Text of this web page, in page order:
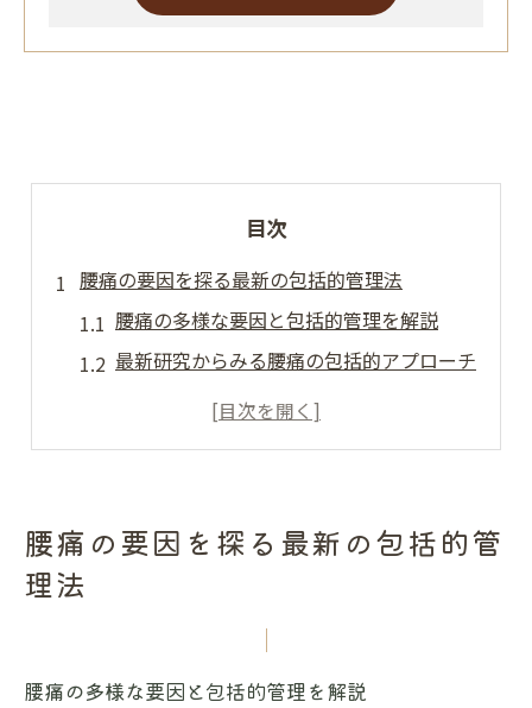
目次
腰痛の要因を探る最新の包括的管理法
腰痛の多様な要因と包括的管理を解説
最新研究からみる腰痛の包括的アプローチ
腰痛要因の分析で管理法を見直す重要性
日常動作でできる腰痛予防の基本ポイント
腰痛予防のために避けたい日常の癖
腰痛の要因を探る最新の包括的管
理法
腰痛の多様な要因と包括的管理を解説